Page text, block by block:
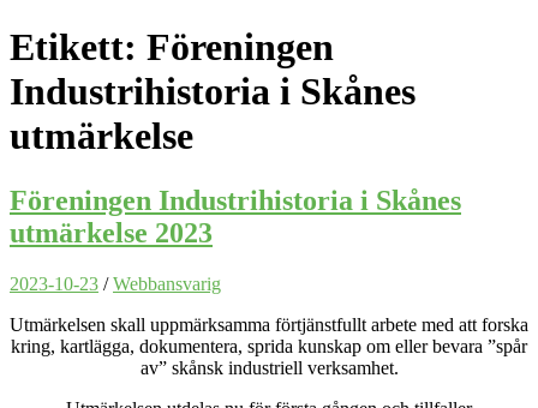
Etikett: Föreningen
Industrihistoria i Skånes
utmärkelse
Föreningen Industrihistoria i Skånes
utmärkelse 2023
2023-10-23 /Webbansvarig
Utmärkelsen skall uppmärksamma förtjänstfullt arbete med att forska
kring, kartlägga, dokumentera, sprida kunskap om eller bevara ”spår
av” skånsk industriell verksamhet.